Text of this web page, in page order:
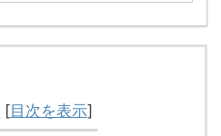
[目次を表示]